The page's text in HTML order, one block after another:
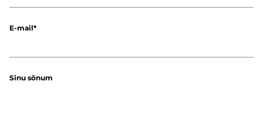
E-mail
Sinu sõnum